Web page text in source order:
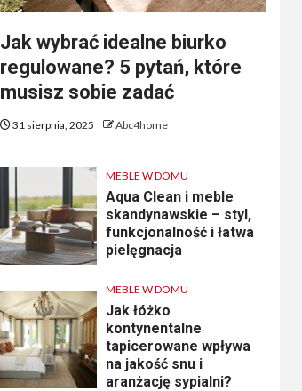
Jak wybrać idealne biurko
regulowane? 5 pytań, które
musisz sobie zadać
31 sierpnia, 2025 Abc4home
MEBLE W DOMU
Aqua Clean i meble
skandynawskie – styl,
funkcjonalność i łatwa
pielęgnacja
MEBLE W DOMU
Jak łóżko
kontynentalne
tapicerowane wpływa
na jakość snu i
aranżację sypialni?